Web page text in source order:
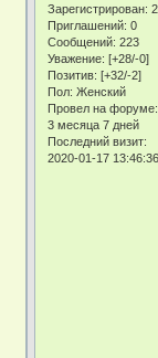
Зарегистрирован:
Приглашений: 0
Сообщений: 223
Уважение: [+28/-0]
Позитив: [+32/-2]
Пол: Женский
Провел на форуме:
3 месяца 7 дней
Последний визит:
2020-01-17 13:46:36